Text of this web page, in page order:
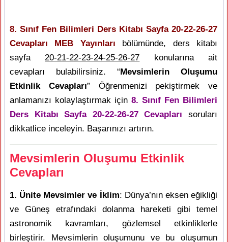
8. Sınıf Fen Bilimleri Ders Kitabı Sayfa 20-22-26-27
Cevapları MEB Yayınları bölümünde, ders kitabı
sayfa20-21-22-23-24-25-26-27 konularına ait
cevapları bulabilirsiniz. “Mevsimlerin Oluşumu
Etkinlik Cevapları” Öğrenmenizi pekiştirmek ve
anlamanızı kolaylaştırmak için 8. Sınıf Fen Bilimleri
Ders Kitabı Sayfa 20-22-26-27 Cevapları soruları
dikkatlice inceleyin. Başarınızı artırın.
Mevsimlerin Oluşumu Etkinlik
Cevapları
1. Ünite Mevsimler ve İklim: Dünya’nın eksen eğikliği
ve Güneş etrafındaki dolanma hareketi gibi temel
astronomik kavramları, gözlemsel etkinliklerle
birleştirir. Mevsimlerin oluşumunu ve bu oluşumun